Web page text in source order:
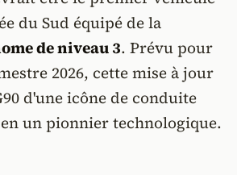
du Sud équipé de la
de niveau 3. Prévu pour
2026, cette mise à jour
d'une icône de conduite
un pionnier technologique.